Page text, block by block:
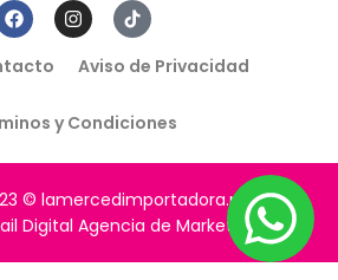
Aviso de Privacidad
y Condiciones
© lamercedimportadora.mx
Digital Agencia de Marketing Digital